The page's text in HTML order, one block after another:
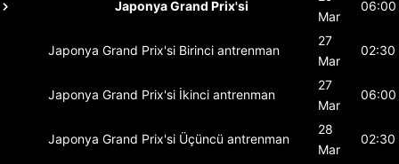
Japonya Grand Prix'si
Mar
06:00
Japonya Grand Prix'si Birinci antrenman
27
Mar
02:30
Japonya Grand Prix'si İkinci antrenman
27
Mar
06:00
Japonya Grand Prix'si Üçüncü antrenman
28
Mar
02:30